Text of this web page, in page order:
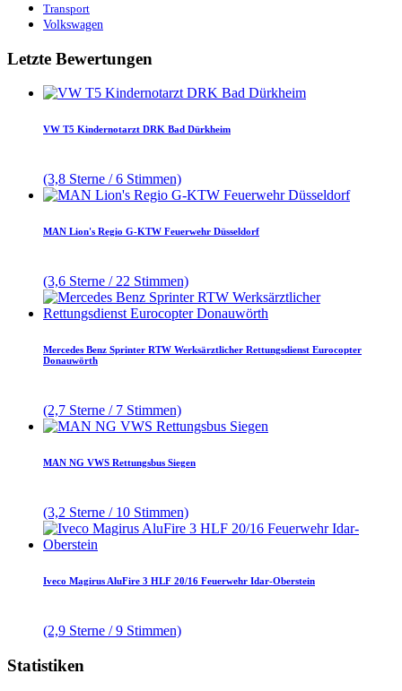
Transport
Volkswagen
Letzte Bewertungen
VW T5 Kindernotarzt DRK Bad Dürkheim
(3,8 Sterne / 6 Stimmen)
MAN Lion's Regio G-KTW Feuerwehr Düsseldorf
(3,6 Sterne / 22 Stimmen)
Mercedes Benz Sprinter RTW Werksärztlicher Rettungsdienst Eurocopter
Donauwörth
(2,7 Sterne / 7 Stimmen)
MAN NG VWS Rettungsbus Siegen
(3,2 Sterne / 10 Stimmen)
Iveco Magirus AluFire 3 HLF 20/16 Feuerwehr Idar-Oberstein
(2,9 Sterne / 9 Stimmen)
Statistiken